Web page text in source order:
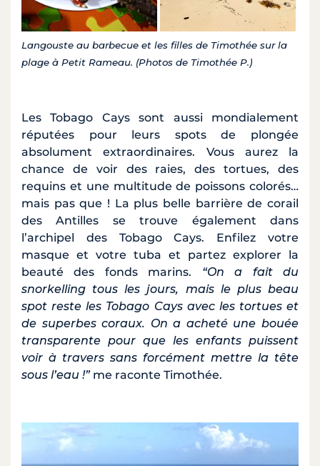
Langouste au barbecue et les filles de Timothée sur la
plage à Petit Rameau. (Photos de Timothée P.)
Les Tobago Cays sont aussi mondialement
réputées pour leurs spots de plongée
absolument extraordinaires. Vous aurez la
chance de voir des raies, des tortues, des
requins et une multitude de poissons colorés…
mais pas que ! La plus belle barrière de corail
des Antilles se trouve également dans
l’archipel des Tobago Cays. Enfilez votre
masque et votre tuba et partez explorer la
beauté des fonds marins. “On a fait du
snorkelling tous les jours, mais le plus beau
spot reste les Tobago Cays avec les tortues et
de superbes coraux. On a acheté une bouée
transparente pour que les enfants puissent
voir à travers sans forcément mettre la tête
sous l’eau !”me raconte Timothée.